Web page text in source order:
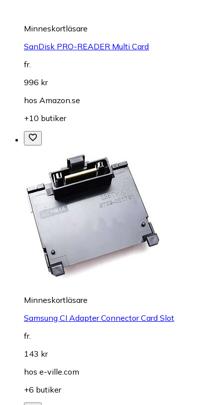
Minneskortläsare
SanDisk PRO-READER Multi Card
fr.
996 kr
hos Amazon.se
+10 butiker
Minneskortläsare
Samsung CI Adapter Connector Card Slot
fr.
143 kr
hos e-ville.com
+6 butiker